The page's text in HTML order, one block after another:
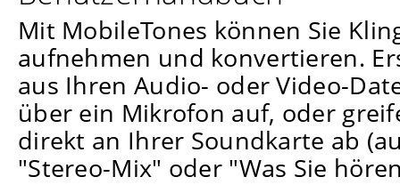
Mit MobileTones können Sie
aufnehmen und konvertieren.
aus Ihren Audio- oder Video-
über ein Mikrofon auf, oder
direkt an Ihrer Soundkarte ab
"Stereo-Mix" oder "Was Sie